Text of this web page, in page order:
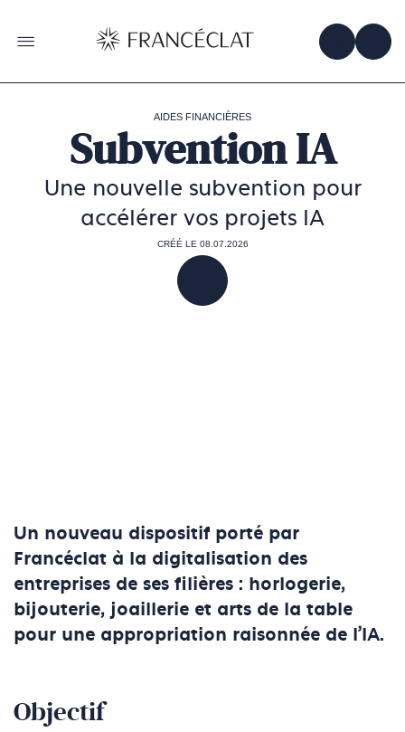
la
page
de
OBTENIR
AIDES FINANCIÈRES
Subvention IA
Une nouvelle subvention pour
accélérer vos projets IA
CRÉÉ LE 08.07.2026
PARTAGER
Un nouveau dispositif porté par
Francéclat à la digitalisation des
entreprises de ses filières : horlogerie,
bijouterie, joaillerie et arts de la table
pour une appropriation raisonnée de l’IA.
Objectif